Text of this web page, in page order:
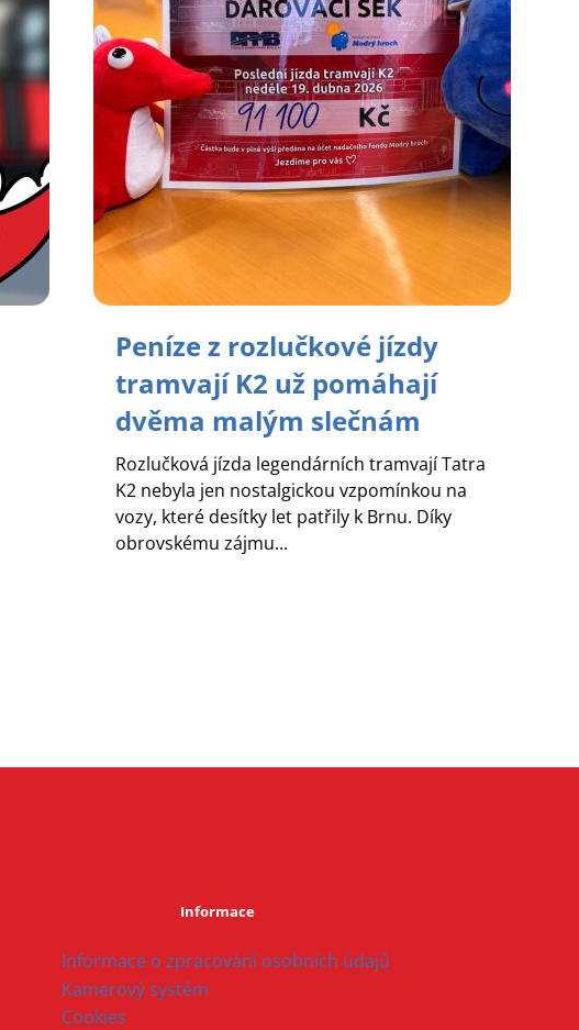
Peníze z rozlučkové jízdy
tramvají K2 už pomáhají
dvěma malým slečnám
Rozlučková jízda legendárních tramvají Tatra
K2 nebyla jen nostalgickou vzpomínkou na
vozy, které desítky let patřily k Brnu. Díky
obrovskému zájmu...
Informace
Informace o zpracování osobních údajů
Kamerový systém
Cookies